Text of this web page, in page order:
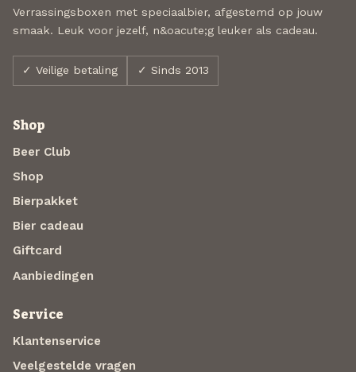
Verrassingsboxen met speciaalbier, afgestemd op jouw
smaak. Leuk voor jezelf, n&oacute;g leuker als cadeau.
✓ Veilige betaling ✓ Sinds 2013
Shop
Beer Club
Shop
Bierpakket
Bier cadeau
Giftcard
Aanbiedingen
Service
Klantenservice
Veelgestelde vragen